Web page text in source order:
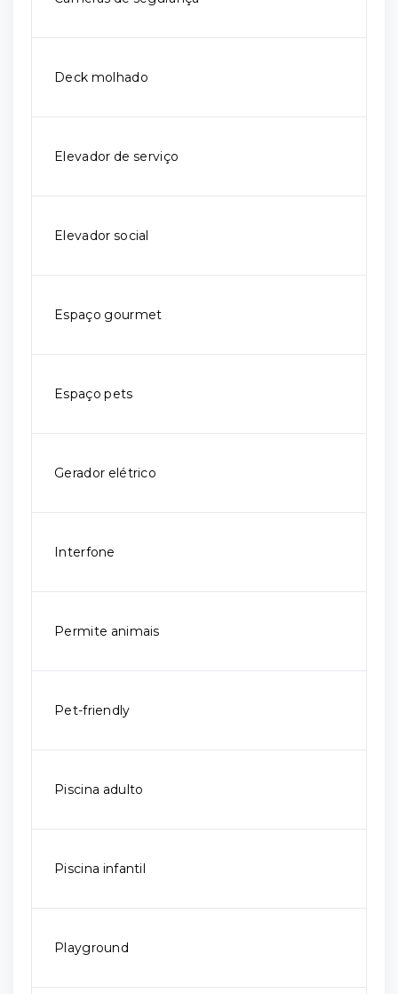
Deck molhado
Elevador de serviço
Elevador social
Espaço gourmet
Espaço pets
Gerador elétrico
Interfone
Permite animais
Pet-friendly
Piscina adulto
Piscina infantil
Playground